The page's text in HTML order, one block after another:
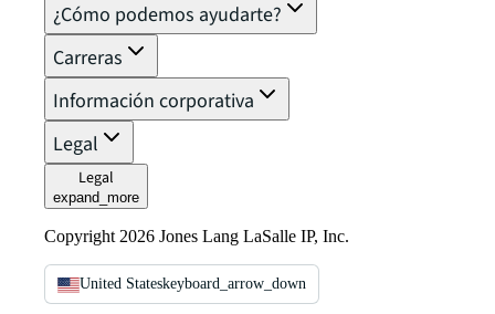
¿Cómo podemos ayudarte?
Carreras
Información corporativa
Legal
Legal
expand_more
Copyright 2026 Jones Lang LaSalle IP, Inc.
United Stateskeyboard_arrow_down